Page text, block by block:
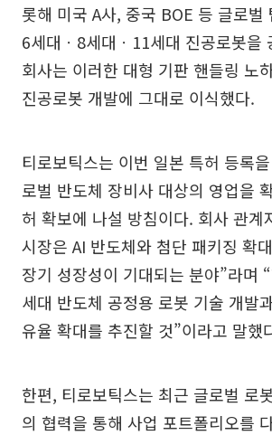
롯해 미국 A사, 중국 BOE 등 글로벌
6세대ㆍ8세대ㆍ11세대 진공로봇을
회사는 이러한 대형 기판 핸들링 노
진공로봇 개발에 그대로 이식했다.
티로보틱스는 이번 일본 특허 등록
로벌 반도체 장비사 대상의 영업을
허 확보에 나설 방침이다. 회사 관계
시장은 AI 반도체와 첨단 패키징 확
장기 성장성이 기대되는 분야”라며
세대 반도체 공정용 로봇 기술 개발
유율 확대를 추진할 것”이라고 말했
한편, 티로보틱스는 최근 글로벌 로
의 협력을 통해 사업 포트폴리오를